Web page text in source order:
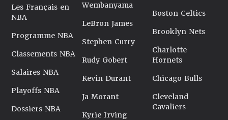
Les Français en
NBA
Programme NBA
Classements NBA
Salaires NBA
Playoffs NBA
Dossiers NBA
Wembanyama
LeBron James
Stephen Curry
Rudy Gobert
Kevin Durant
Ja Morant
Kyrie Irving
Boston Celtics
Brooklyn Nets
Charlotte
Hornets
Chicago Bulls
Cleveland
Cavaliers